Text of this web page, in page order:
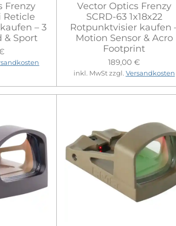
Frenzy
Reticle
– 3
& Sport
Vector Optics Frenzy
SCRD-63 1x18x22
Rotpunktvisier kaufen
Motion Sensor & Acro
Footprint
189,00 €
inkl. MwSt zzgl. Versandkosten